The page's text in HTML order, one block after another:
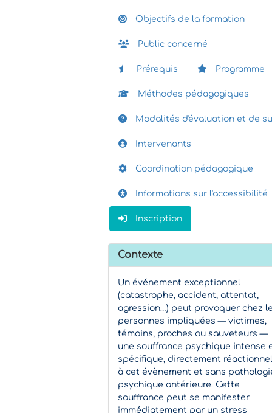
Objectifs de la formation
Public concerné
Prérequis Programme
Méthodes pédagogiques
Modalités d'évaluation et de
Intervenants
Coordination pédagogique
Informations sur l'accessibilité
Inscription
Contexte
Un événement exceptionnel
(catastrophe, accident, attentat,
agression…) peut provoquer chez
personnes impliquées — victimes,
témoins, proches ou sauveteurs —
une souffrance psychique intense
spécifique, directement
à cet évènement et sans
psychique antérieure. Cette
souffrance peut se manifester
immédiatement par un stress